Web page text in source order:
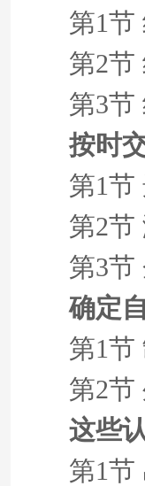
第1节
第2节
第3节
按时
第1节
第2节
第3节
确定
第1节
第2节
这些
第1节